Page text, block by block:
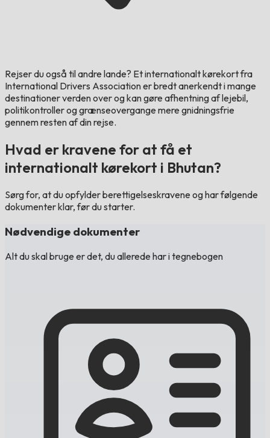
Rejser du også til andre lande? Et internationalt kørekort fra
International Drivers Association er bredt anerkendt i mange
destinationer verden over og kan gøre afhentning af lejebil,
politikontroller og grænseovergange mere gnidningsfrie
gennem resten af din rejse.
Hvad er kravene for at få et
internationalt kørekort i Bhutan?
Sørg for, at du opfylder berettigelseskravene og har følgende
dokumenter klar, før du starter.
Nødvendige dokumenter
Alt du skal bruge er det, du allerede har i tegnebogen